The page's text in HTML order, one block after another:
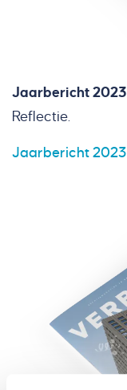
Jaarbericht 2023
Reflectie.
Jaarbericht 2023